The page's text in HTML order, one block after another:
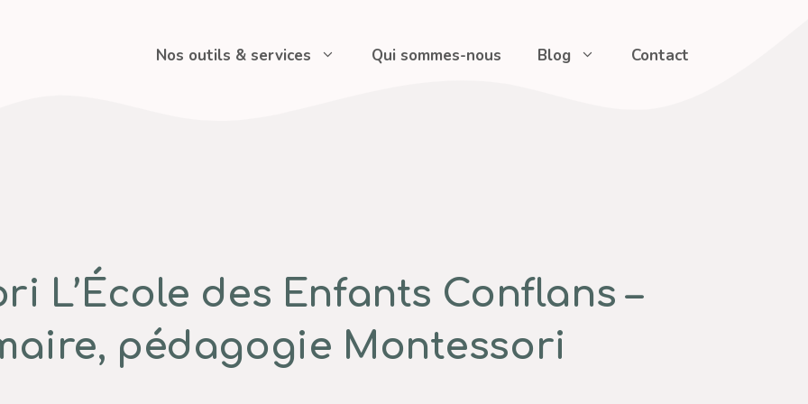
Nos outils & services Qui sommes-nous Blog Contact
L’École des Enfants Conflans –
pédagogie Montessori